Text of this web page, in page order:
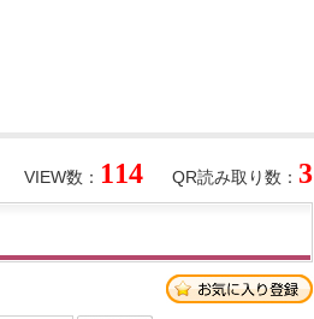
QR読み取り数： 3
VIEW数： 114